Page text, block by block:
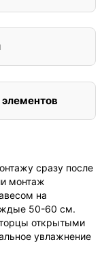
сразу после
монтаж
на
50-60 см.
открытыми
увлажнение